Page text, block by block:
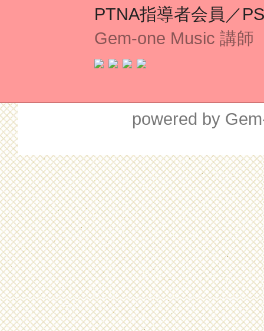
PTNA指導者会員／
Gem-one Music 講師
powered by